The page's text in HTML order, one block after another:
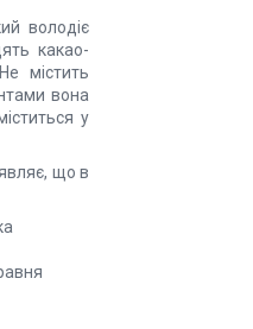
володіє
какао-
містить
вона
у
що в